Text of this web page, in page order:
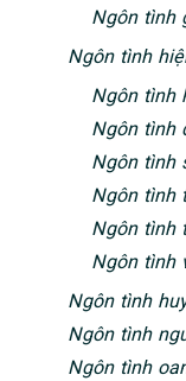
Ngôn tình
Ngôn tình
Ngôn tình
Ngôn tình
Ngôn tình
Ngôn tình
Ngôn tình
Ngôn tình
Ngôn tình
Ngôn tình
Ngôn tình